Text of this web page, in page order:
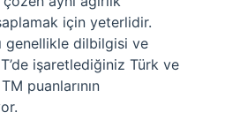
için yeterlidir.
genellikle dilbilgisi ve
işaretlediğiniz Türk ve
puanlarının